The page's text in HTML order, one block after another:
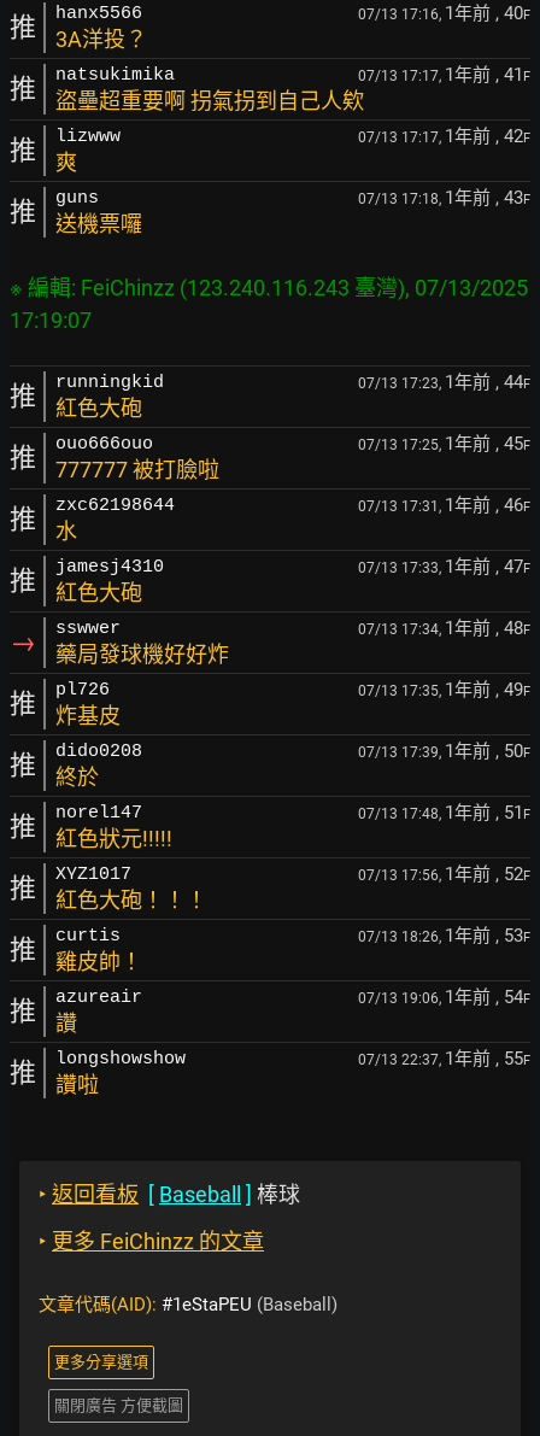
推 hanx5566 07/13 17:16, 1年前 , 40F
3A洋投？
推 natsukimika 07/13 17:17, 1年前 , 41 F
盜壘超重要啊 拐氣拐到自己人欸
推 lizwww 07/13 17:17, 1年前 , 42F
爽
推 guns 07/13 17:18, 1年前 , 43F
送機票囉
※ 編輯: FeiChinzz (123.240.116.243 臺灣), 07/13/2025
推 runningkid 07/13 17:23, 1年前 , 44F
紅色大砲
推 ouo666ouo 07/13 17:25, 1年前 , 45F
777777 被打臉啦
推 zxc62198644 07/13 17:31, 1年前 , 46F
水
推 jamesj4310 07/13 17:33, 1年前 , 47F
紅色大砲
→ sswwer 07/13 17:34, 1年前 , 48F
藥局發球機好好炸
推 pl726 07/13 17:35, 1年前 , 49F
炸基皮
推 dido0208 07/13 17:39, 1年前 , 50F
終於
推 norel147 07/13 17:48, 1年前 , 51 F
紅色狀元!!!!!
推 XYZ1017 07/13 17:56, 1年前 , 52F
紅色大砲！！！
推 curtis 07/13 18:26, 1年前 , 53F
雞皮帥！
推 azureair 07/13 19:06, 1年前 , 54F
讚
推 longshowshow 07/13 22:37, 1年前 , 55F
讚啦
‣ 返回看板 [ Baseball ] 棒球
‣ 更多 FeiChinzz 的文章
文章代碼(AID): #1eStaPEU (Baseball)
更多分享選項
關閉廣告 方便截圖